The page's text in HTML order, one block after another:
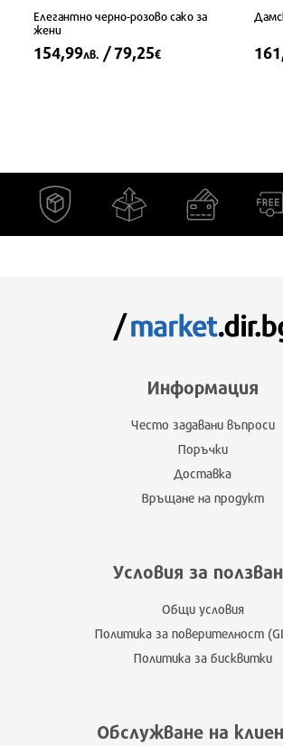
Елегантно черно-розово сако за
жени
154,99лв. / 79,25€
Информация
Често задавани въпроси
Поръчки
Доставка
Връщане на продукт
Условия за
Общи условия
Политика за поверителност
Политика за бисквитки
Обслужване на